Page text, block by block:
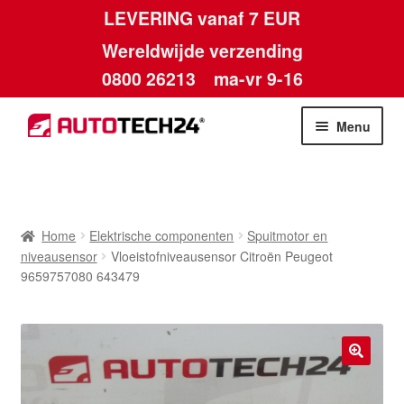
LEVERING vanaf 7 EUR
Wereldwijde verzending
0800 26213 ma-vr 9-16
Skip
to
Skip
to
Menu
Algemene voorwaarden
Betalingen
Contact
Home Elektrische componenten
Spuitmotor en
niveausensor
Vloeistofniveausensor Citroën Peugeot
9659757080 643479
🔍